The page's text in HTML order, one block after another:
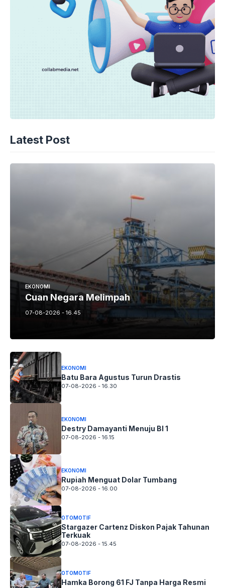
Latest Post
EKONOMI
Cuan Negara Melimpah
07-08-2026 - 16.45
EKONOMI
Batu Bara Agustus Turun Drastis
07-08-2026 - 16.30
EKONOMI
Destry Damayanti Menuju BI 1
07-08-2026 - 16.15
EKONOMI
Rupiah Menguat Dolar Tumbang
07-08-2026 - 16.00
OTOMOTIF
Stargazer Cartenz Diskon Pajak Tahunan
Terkuak
07-08-2026 - 15.45
OTOMOTIF
Hamka Borong 61 FJ Tanpa Harga Resmi